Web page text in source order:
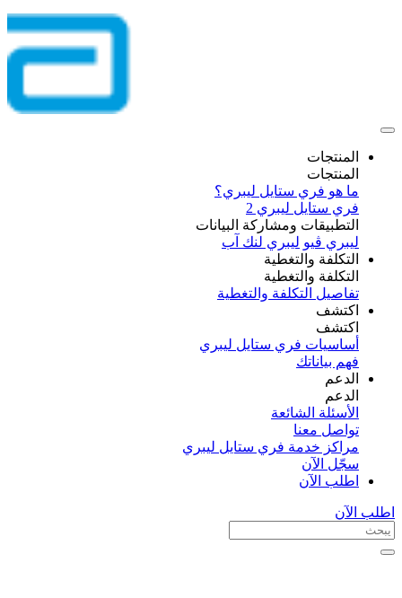
المنتجات
المنتجات
ما هو فري ستايل ليبري؟
فري ستايل ليبري 2
التطبيقات ومشاركة البيانات
ليبري ڤيو ليبري لنك آب
التكلفة والتغطية
التكلفة والتغطية
تفاصيل التكلفة والتغطية
اكتشف​
اكتشف​
أساسيات فري ستايل ليبري
فهم بياناتك
الدعم
الدعم
الأسئلة الشائعة
تواصل معنا
مراكز خدمة فري ستايل ليبري
سجّل الآن​
اطلب الآن
اطلب الآن